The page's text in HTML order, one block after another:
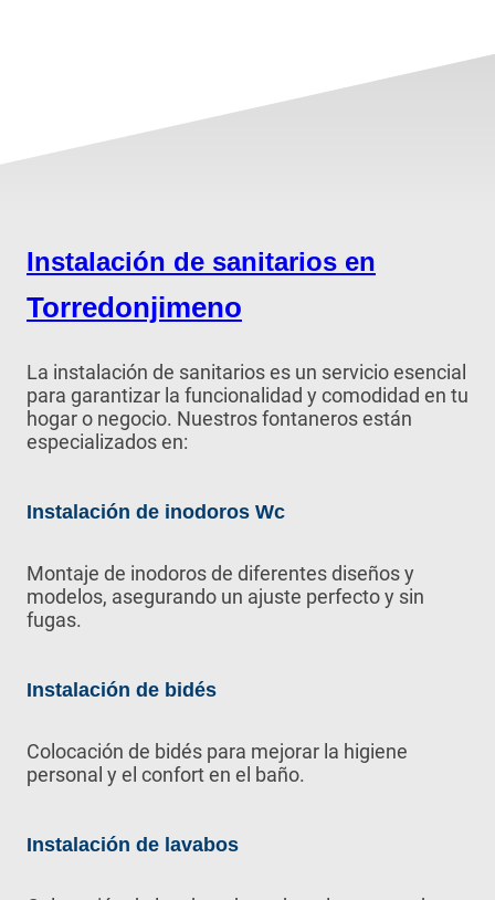
Instalación de sanitarios en
Torredonjimeno
La instalación de sanitarios es un servicio esencial
para garantizar la funcionalidad y comodidad en tu
hogar o negocio. Nuestros fontaneros están
especializados en:
Instalación de inodoros Wc
Montaje de inodoros de diferentes diseños y
modelos, asegurando un ajuste perfecto y sin
fugas.
Instalación de bidés
Colocación de bidés para mejorar la higiene
personal y el confort en el baño.
Instalación de lavabos